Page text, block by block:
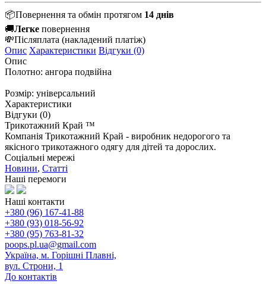
📦Повернення та обмін протягом 14 днів
🚚Легке повернення
💸Післяплата (накладений платіж)
Опис Характеристики Відгуки (0)
Опис
Полотно: ангора подвійна
Розмір: універсальний
Характеристики
Відгуки (0)
Трикотажний Край ™
Компанія Трикотажний Край - виробник недорогого та
якісного трикотажного одягу для дітей та дорослих.
Соціальні мережі
Новини, Статті
Наші перемоги
Наші контакти
+380 (96) 167-41-88
+380 (93) 018-56-92
+380 (95) 763-81-32
poops.pl.ua@gmail.com
Україна, м. Горішні Плавні,
вул. Строни, 1
До контактів